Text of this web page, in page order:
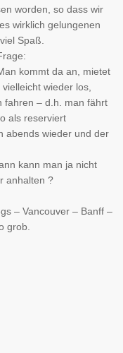
worden, so dass wir
wirklich gelungenen
Spaß.
kommt da an, mietet
wieder los,
fahren – d.h. man fährt
als reserviert
abends wieder und der
kann man ja nicht
anhalten ?
– Vancouver – Banff –
grob.